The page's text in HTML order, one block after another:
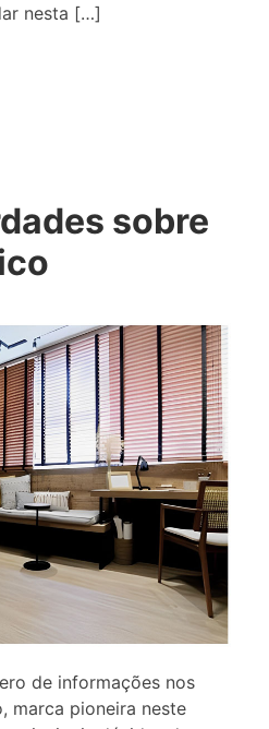
nesta […]
sobre
de informações nos
marca pioneira neste